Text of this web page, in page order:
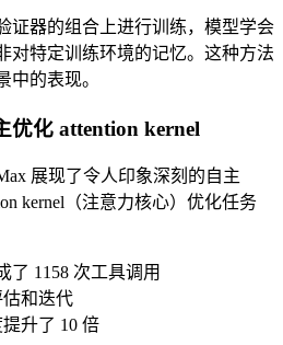
证器的组合上进行训练，模型学会
对特定训练环境的记忆。这种方法
中的表现。
优化 attention kernel
展现了令人印象深刻的自主
kernel（注意力核心）优化任务
了 1158 次工具调用
估和迭代
升了 10 倍